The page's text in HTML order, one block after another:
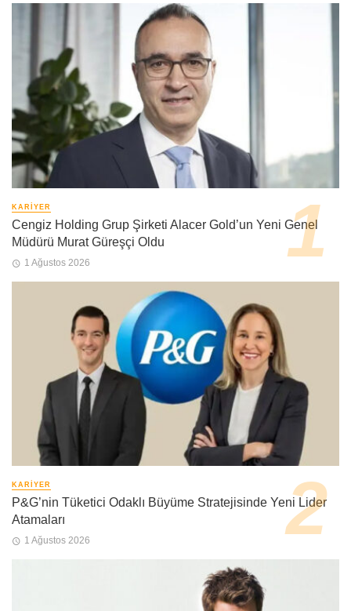
KARIYER
Cengiz Holding Grup Şirketi Alacer Gold’un Yeni Genel
Müdürü Murat Güreşçi Oldu
1 Ağustos 2026
KARIYER
P&G’nin Tüketici Odaklı Büyüme Stratejisinde Yeni Lider
Atamaları
1 Ağustos 2026